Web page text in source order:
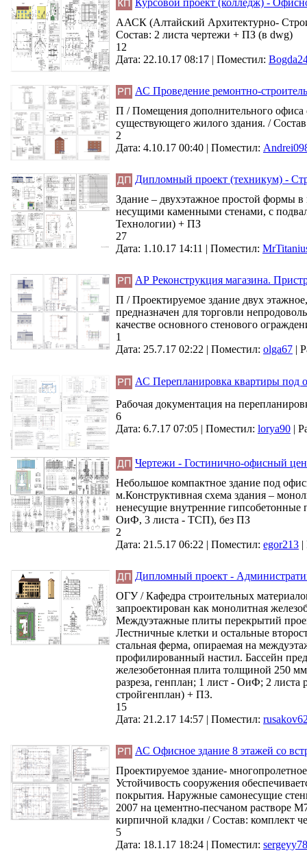
Курсовой проект (колледж) -
ААСК (Алтайский Архитектурно-
Состав: 2 листа чертежи + ПЗ (в dwg)
12
Дата: 22.10.17 08:17 | Поместил:
АС Проведение ремонтно-
П / Помещения дополнительного
существующего жилого здания. /
2
Дата: 4.10.17 00:40 | Поместил:
Дипломный проект (техникум) -
Здание – двухэтажное простой формы
несущими каменными стенами, с
Технологии) + ПЗ
27
Дата: 1.10.17 14:11 | Поместил:
АР Реконструкция магазина.
П / Проектируемое здание двух
предназначен для торговли
качестве основного стенового
1
Дата: 25.7.17 02:22 | Поместил: olga67 |
АС Перепланировка квартиры под
Рабочая документация на
6
Дата: 6.7.17 07:05 | Поместил: lorya90 |
Чертежи - Гостинично-офисный
Небольшое компактное здание под
м.Конструктивная схема здания –
ненесущие внутренние гипсобетонные
ОиФ, 3 листа - ТСП), без ПЗ
2
Дата: 21.5.17 06:22 | Поместил: egor213 |
Дипломный проект -
ОГУ / Кафедра строительных
запроектирован как монолитная
Междуэтажные плиты перекрытий
Лестничные клетки и остальные
стальная ферма, опираемая на
профилированный настил. Бассейн
железобетонная плита толщиной 250
разреза, генплан; 1 лист - ОиФ; 2 листа
стройгенплан) + ПЗ.
15
Дата: 21.2.17 14:57 | Поместил:
АС Офисное здание 8 этажей со
Проектируемое здание-
Устойчивость сооружения
покрытия. Наружные самонесущие
2007 на цементно-песчаном растворе
кирпичной кладки / Состав: комплект
5
Дата: 18.1.17 18:24 | Поместил: